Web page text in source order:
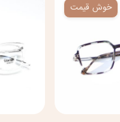
خوش قیمت